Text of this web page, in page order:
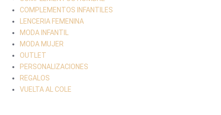
COMPLEMENTOS INFANTILES
LENCERIA FEMENINA
MODA INFANTIL
MODA MUJER
OUTLET
PERSONALIZACIONES
REGALOS
VUELTA AL COLE